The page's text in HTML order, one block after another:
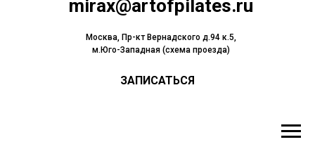
mirax@artofpilates.ru
Москва, Пр-кт Вернадского д.94 к.5,
м.Юго-Западная (схема проезда)
ЗАПИСАТЬСЯ